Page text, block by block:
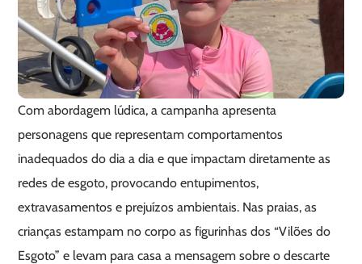
Com abordagem lúdica, a campanha apresenta
personagens que representam comportamentos
inadequados do dia a dia e que impactam diretamente as
redes de esgoto, provocando entupimentos,
extravasamentos e prejuízos ambientais. Nas praias, as
crianças estampam no corpo as figurinhas dos “Vilões do
Esgoto” e levam para casa a mensagem sobre o descarte